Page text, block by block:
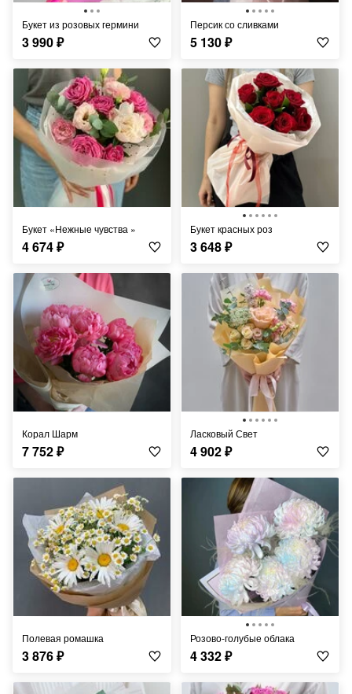
Букет из розовых гермини
3 990₽
Персик со сливками
5 130₽
Букет «Нежные чувства »
4 674₽
Букет красных роз
3 648₽
Корал Шарм
7 752₽
Ласковый Свет
4 902₽
Полевая ромашка
3 876₽
Розово-голубые облака
4 332₽